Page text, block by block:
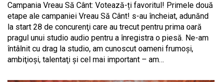
Campania Vreau Să Cânt: Votează-ți favoritul! Primele două
etape ale campaniei Vreau Să Cânt! s-au încheiat, adunănd
la start 28 de concurenţi care au trecut pentru prima oară
pragul unui studio audio pentru a înregistra o piesă. Ne-am
întâlnit cu drag la studio, am cunoscut oameni frumoşi,
ambiţioşi, talentaţi şi cel mai important – am…